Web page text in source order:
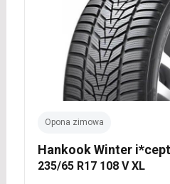
Opona zimowa
Hankook Winter
235/65 R17 108 V XL